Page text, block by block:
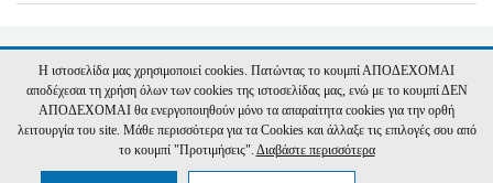
Η ιστοσελίδα μας χρησιμοποιεί cookies. Πατώντας το κουμπί ΑΠΟΔΕΧΟΜΑΙ
αποδέχεσαι τη χρήση όλων των cookies της ιστοσελίδας μας, ενώ με το κουμπί ΔΕΝ
ΑΠΟΔΕΧΟΜΑΙ θα ενεργοποιηθούν μόνο τα απαραίτητα cookies για την ορθή
λειτουργία του site. Μάθε περισσότερα για τα Cookies και άλλαξε τις επιλογές σου από
το κουμπί "Προτιμήσεις". Διαβάστε περισσότερα